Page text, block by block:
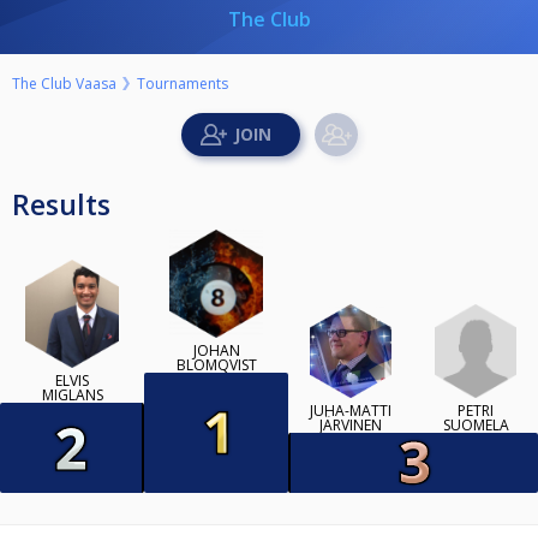
The Club
The Club Vaasa Tournaments
Results
ELVIS
MIGLANS
JOHAN
BLOMQVIST
JUHA-MATTI
JÄRVINEN
PETRI
SUOMELA